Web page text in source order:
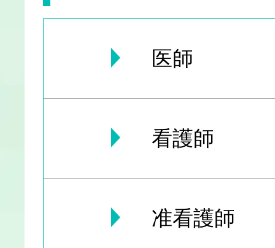
医師
看護師
准看護師